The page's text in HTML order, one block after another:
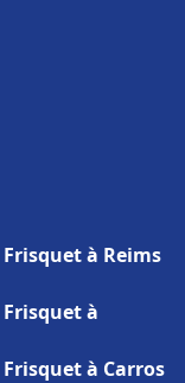
à Reims
à
à Carros